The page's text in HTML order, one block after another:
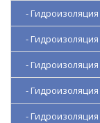
-
-
-
-
-